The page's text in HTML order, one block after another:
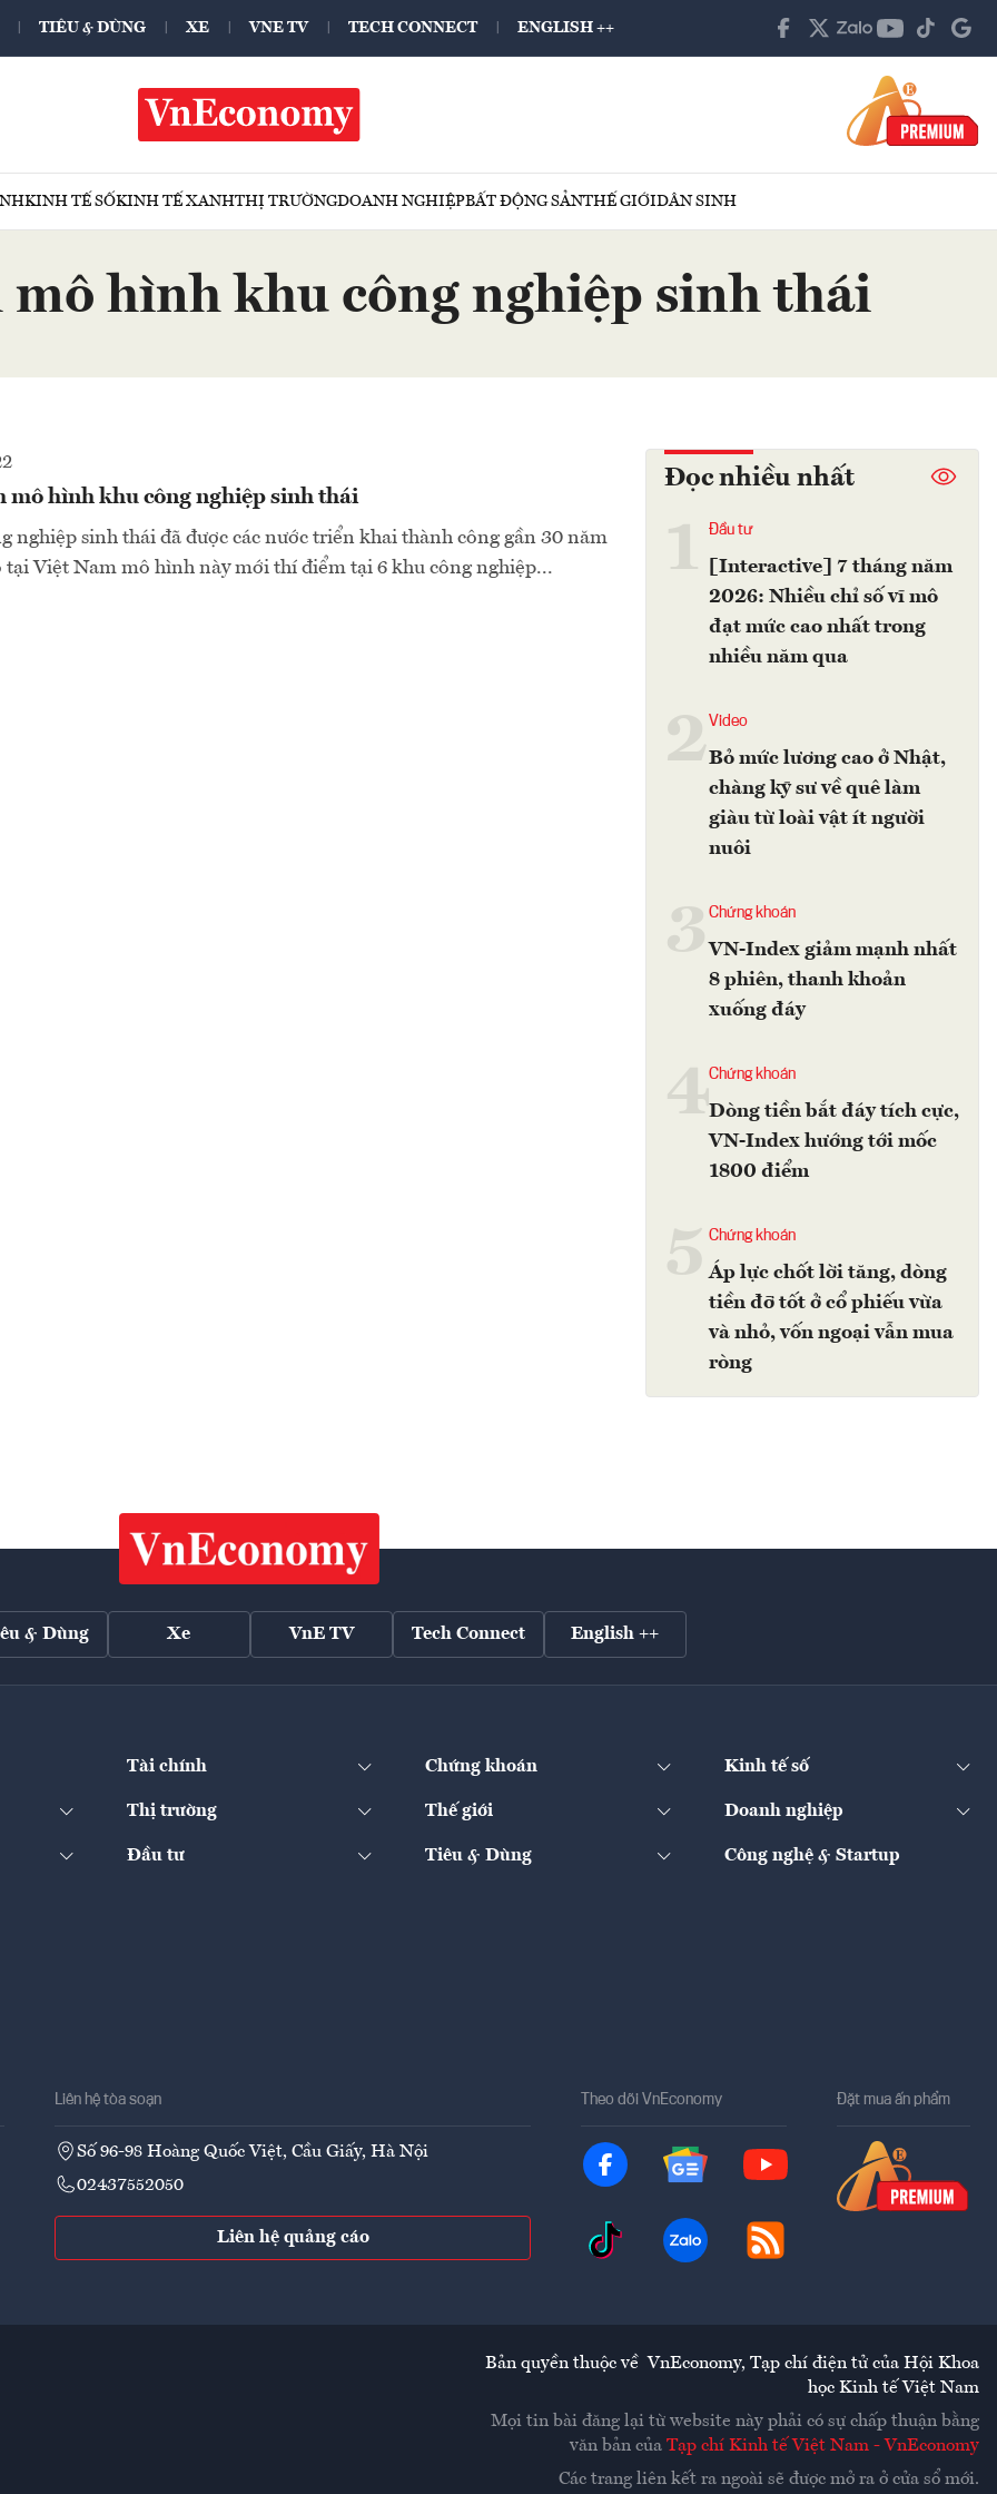
TIÊU & DÙNG XE VNE TV TECH CONNECT ENGLISH ++
KINH TẾ SỐKINH TẾ XANHTHỊ TRƯỜNGDOANH NGHIỆPBẤT ĐỘNG SẢNTHẾ GIỚIDÂN SINH
mô hình khu công nghiệp sinh thái
mô hình khu công nghiệp sinh thái
nghiệp sinh thái đã được các nước triển khai thành công gần 30 năm
Việt Nam mô hình này mới thí điểm tại 6 khu công nghiệp...
Đọc nhiều nhất
Đầu tư
[Interactive] 7 tháng năm
2026: Nhiều chỉ số vĩ mô
đạt mức cao nhất trong
nhiều năm qua
2Video
Bỏ mức lương cao ở Nhật,
chàng kỹ sư về quê làm
giàu từ loài vật ít người
nuôi
Chứng khoán
VN-Index giảm mạnh nhất
8 phiên, thanh khoản
xuống đáy
4Chứng khoán
Dòng tiền bắt đáy tích cực,
VN-Index hướng tới mốc
1800 điểm
Chứng khoán
Áp lực chốt lời tăng, dòng
tiền đỡ tốt ở cổ phiếu vừa
và nhỏ, vốn ngoại vẫn mua
ròng
& Dùng Xe VnE TV Tech Connect English ++
Tài chính Chứng khoán Kinh tế số
Thị trường Thế giới Doanh nghiệp
Đầu tư Tiêu & Dùng Công nghệ & Startup
Liên hệ tòa soạn
Số 96-98 Hoàng Quốc Việt, Cầu Giấy, Hà Nội
02437552050
Liên hệ quảng cáo
Theo dõi VnEconomy Đặt mua ấn phẩm
Bản quyền thuộc về VnEconomy, Tạp chí điện tử của Hội Khoa
học Kinh tế Việt Nam
Mọi tin bài đăng lại từ website này phải có sự chấp thuận bằng
văn bản của Tạp chí Kinh tế Việt Nam - VnEconomy
Các trang liên kết ra ngoài sẽ được mở ra ở cửa sổ mới.